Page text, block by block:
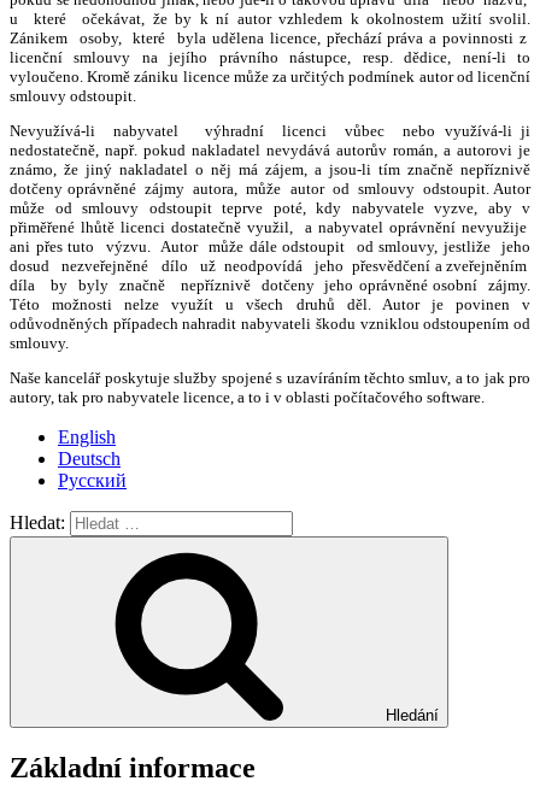
u které očekávat, že by k ní autor vzhledem k okolnostem užití svolil.
Zánikem osoby, které byla udělena licence, přechází práva a povinnosti z
licenční smlouvy na jejího právního nástupce, resp. dědice, není-li to
vyloučeno. Kromě zániku licence může za určitých podmínek autor od licenční
smlouvy odstoupit.
Nevyužívá-li nabyvatel výhradní licenci vůbec nebo využívá-li ji
nedostatečně, např. pokud nakladatel nevydává autorův román, a autorovi je
známo, že jiný nakladatel o něj má zájem, a jsou-li tím značně nepříznivě
dotčeny oprávněné zájmy autora, může autor od smlouvy odstoupit. Autor
může od smlouvy odstoupit teprve poté, kdy nabyvatele vyzve, aby v
přiměřené lhůtě licenci dostatečně využil, a nabyvatel oprávnění nevyužije
ani přes tuto výzvu. Autor může dále odstoupit od smlouvy, jestliže jeho
dosud nezveřejněné dílo už neodpovídá jeho přesvědčení a zveřejněním
díla by byly značně nepříznivě dotčeny jeho oprávněné osobní zájmy.
Této možnosti nelze využít u všech druhů děl. Autor je povinen v
odůvodněných případech nahradit nabyvateli škodu vzniklou odstoupením od
smlouvy.
Naše kancelář poskytuje služby spojené s uzavíráním těchto smluv, a to jak pro
autory, tak pro nabyvatele licence, a to i v oblasti počítačového software.
English
Deutsch
Русский
Hledat:
Hledání
Základní informace